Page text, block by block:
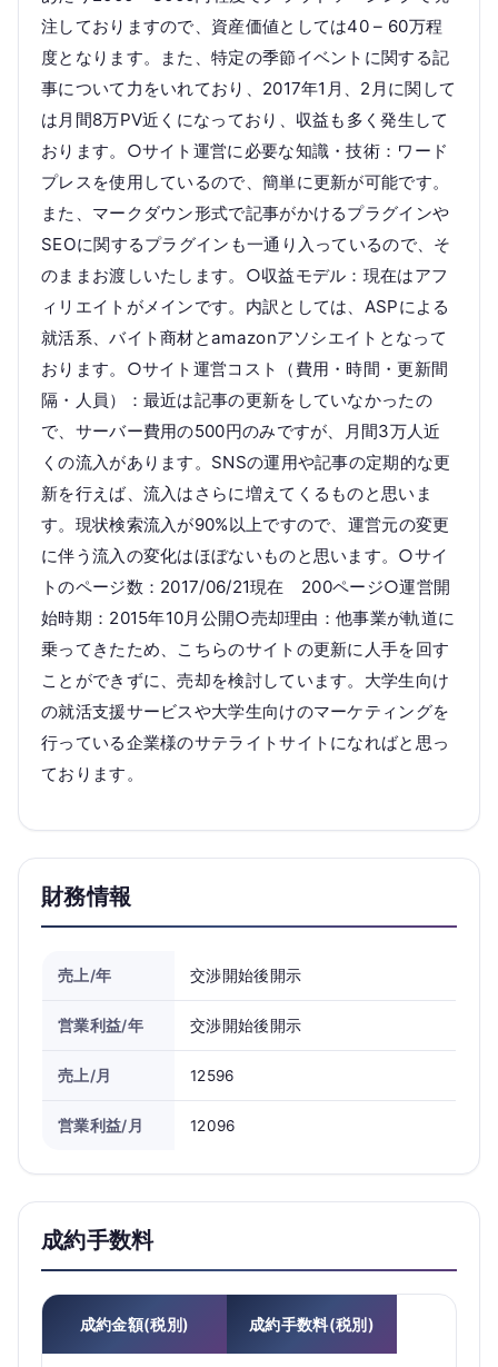
注しておりますので、資産価値としては40 – 60万程
度となります。また、特定の季節イベントに関する記
事について力をいれており、2017年1月、2月に関して
は月間8万PV近くになっており、収益も多く発生して
おります。○サイト運営に必要な知識・技術：ワード
プレスを使用しているので、簡単に更新が可能です。
また、マークダウン形式で記事がかけるプラグインや
SEOに関するプラグインも一通り入っているので、そ
のままお渡しいたします。○収益モデル：現在はアフ
ィリエイトがメインです。内訳としては、ASPによる
就活系、バイト商材とamazonアソシエイトとなって
おります。○サイト運営コスト（費用・時間・更新間
隔・人員）：最近は記事の更新をしていなかったの
で、サーバー費用の500円のみですが、月間3万人近
くの流入があります。SNSの運用や記事の定期的な更
新を行えば、流入はさらに増えてくるものと思いま
す。現状検索流入が90%以上ですので、運営元の変更
に伴う流入の変化はほぼないものと思います。○サイ
トのページ数：2017/06/21現在 200ページ○運営開
始時期：2015年10月公開○売却理由：他事業が軌道に
乗ってきたため、こちらのサイトの更新に人手を回す
ことができずに、売却を検討しています。大学生向け
の就活支援サービスや大学生向けのマーケティングを
行っている企業様のサテライトサイトになればと思っ
ております。
財務情報
売上/年 交渉開始後開示
営業利益/年 交渉開始後開示
売上/月 12596
営業利益/月 12096
成約手数料
成約金額(税別) 成約手数料(税別)